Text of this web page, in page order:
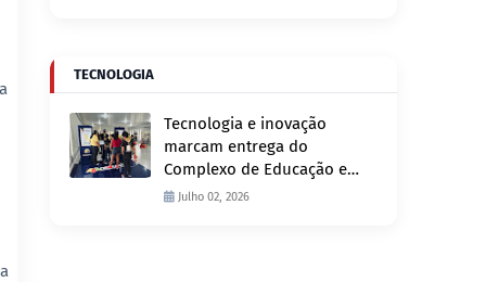
TECNOLOGIA
Tecnologia e inovação
marcam entrega do
Complexo de Educação e
Fiscalização de Trânsito
Julho 02, 2026